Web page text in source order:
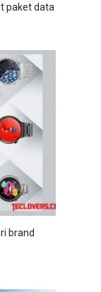
paket data
brand